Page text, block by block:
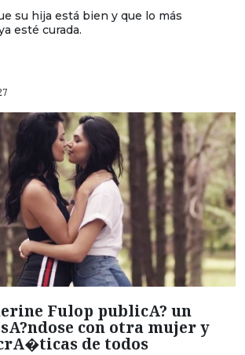
su hija está bien y que lo más
esté curada.
Fulop publicA? un
con otra mujer y
de todos